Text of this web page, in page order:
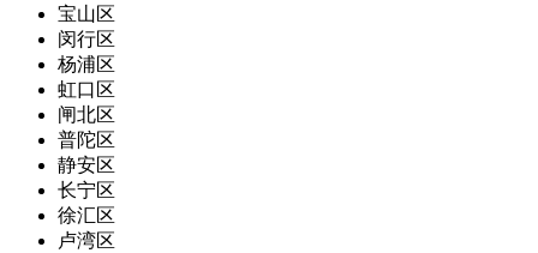
宝山区
闵行区
杨浦区
虹口区
闸北区
普陀区
静安区
长宁区
徐汇区
卢湾区